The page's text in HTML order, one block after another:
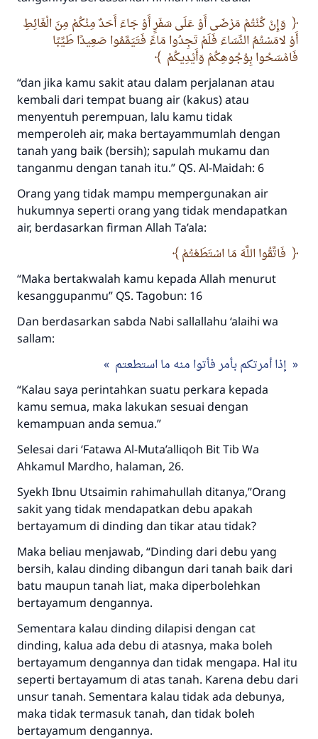
وَإِنْ كُنْتُمْ مَرْضَى أَوْ عَلَى سَفَرٍ أَوْ جَاءَ أَحَدٌ مِنْكُمْ مِنَ الْغَائِطِ
أَوْ لامَسْتُمُ النِّسَاءَ فَلَمْ تَجِدُوا مَاءً فَتَيَمَّمُوا صَعِيدًا طَيِّبًا
فَامْسَحُوا بِوُجُوهِكُمْ وَأَيْدِيكُمْ
“dan jika kamu sakit atau dalam perjalanan atau
kembali dari tempat buang air (kakus) atau
menyentuh perempuan, lalu kamu tidak
memperoleh air, maka bertayammumlah dengan
tanah yang baik (bersih); sapulah mukamu dan
tanganmu dengan tanah itu.” QS. Al-Maidah: 6
Orang yang tidak mampu mempergunakan air
hukumnya seperti orang yang tidak mendapatkan
air, berdasarkan firman Allah Ta’ala:
فَاتَّقُوا اللَّهَ مَا اسْتَطَعْتُمْ
“Maka bertakwalah kamu kepada Allah menurut
kesanggupanmu” QS. Tagobun: 16
Dan berdasarkan sabda Nabi sallallahu ‘alaihi wa
sallam:
إذا أمرتكم بأمر فأتوا منه ما استطعتم
“Kalau saya perintahkan suatu perkara kepada
kamu semua, maka lakukan sesuai dengan
kemampuan anda semua.”
Selesai dari ‘Fatawa Al-Muta’alliqoh Bit Tib Wa
Ahkamul Mardho, halaman, 26.
Syekh Ibnu Utsaimin rahimahullah ditanya,”Orang
sakit yang tidak mendapatkan debu apakah
bertayamum di dinding dan tikar atau tidak?
Maka beliau menjawab, “Dinding dari debu yang
bersih, kalau dinding dibangun dari tanah baik dari
batu maupun tanah liat, maka diperbolehkan
bertayamum dengannya.
Sementara kalau dinding dilapisi dengan cat
dinding, kalua ada debu di atasnya, maka boleh
bertayamum dengannya dan tidak mengapa. Hal itu
seperti bertayamum di atas tanah. Karena debu dari
unsur tanah. Sementara kalau tidak ada debunya,
maka tidak termasuk tanah, dan tidak boleh
bertayamum dengannya.
Jawaban no. 110845
menyelamatkan pernikahan.
Bantu kami dalam memberikan jawaban untuk umat
"Siapa yang menunjukkan suatu kebaikan,
meka dia akan mendapatkan pahala yang
sama dengan orang yang melakukannya"
MUSLIM, 1893
Saham